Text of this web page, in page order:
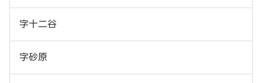
字十二谷
字砂原